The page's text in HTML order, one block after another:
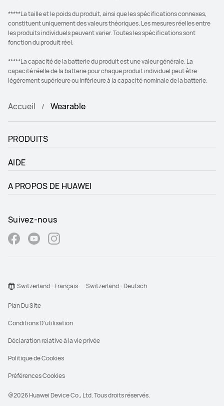
*****La taille et le poids du produit, ainsi que les spécifications connexes,
constituent uniquement des valeurs théoriques. Les mesures réelles entre
les produits individuels peuvent varier. Toutes les spécifications sont
fonction du produit réel.
*****La capacité de la batterie du produit est une valeur générale. La
capacité réelle de la batterie pour chaque produit individuel peut être
légèrement supérieure ou inférieure à la capacité nominale de la batterie.
Accueil Wearable
PRODUITS
AIDE
A PROPOS DE HUAWEI
Suivez-nous
@2026 Huawei Device Co., Ltd. Tous droits réservés.
Plan Du Site
Conditions D'utilisation
Déclaration relative à la vie privée
Politique de Cookies
Préférences Cookies
Switzerland - Français Switzerland - Deutsch